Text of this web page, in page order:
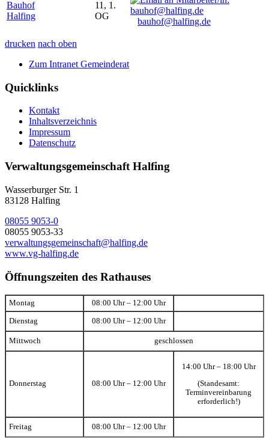
Bauhof
Halfing
11, 1.
OG
bauhof@halfing.de
drucken nach oben
Zum Intranet Gemeinderat
Quicklinks
Kontakt
Inhaltsverzeichnis
Impressum
Datenschutz
Verwaltungsgemeinschaft Halfing
Wasserburger Str. 1
83128 Halfing
08055 9053-0
08055 9053-33
verwaltungsgemeinschaft@halfing.de
www.vg-halfing.de
Öffnungszeiten des Rathauses
Montag 08:00 Uhr – 12:00 Uhr
Dienstag 08:00 Uhr – 12:00 Uhr
Mittwoch geschlossen
Donnerstag 08:00 Uhr – 12:00 Uhr
14:00 Uhr – 18:00 Uhr
(Standesamt:
Terminvereinbarung
erforderlich!)
Freitag 08:00 Uhr – 12:00 Uhr